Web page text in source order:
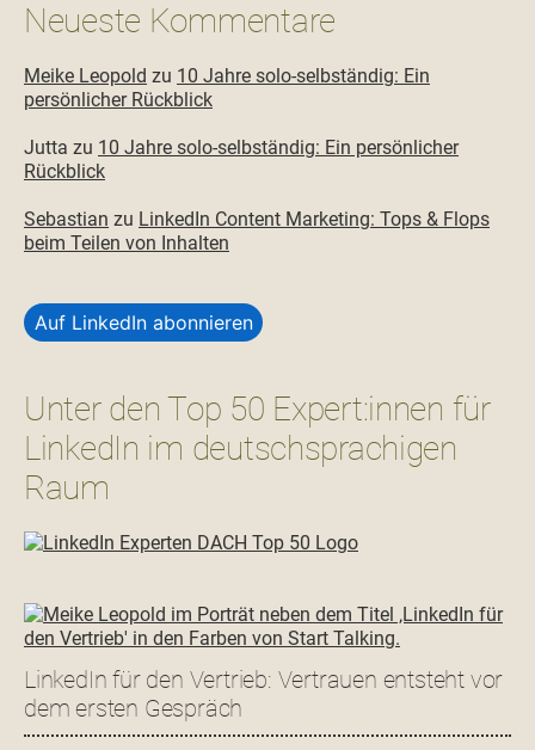
Neueste Kommentare
Meike Leopold zu 10 Jahre solo-selbständig: Ein
persönlicher Rückblick
Jutta zu 10 Jahre solo-selbständig: Ein persönlicher
Rückblick
Sebastian zu LinkedIn Content Marketing: Tops & Flops
beim Teilen von Inhalten
Auf LinkedIn abonnieren
Unter den Top 50 Expert:innen für
LinkedIn im deutschsprachigen
Raum
LinkedIn für den Vertrieb: Vertrauen entsteht vor
dem ersten Gespräch